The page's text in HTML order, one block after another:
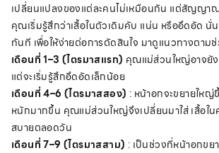
เปลี่ยนแปลงของแต่ละคนไม่เหมือนกัน แต่สัญญ
คุณเริ่มรู้สึกว่าเสื้อในตัวเดิมคับ แน่น หรืออึดอัด นั่
ทันที เพื่อให้ง่ายต่อการตัดสินใจ มาดูแนวทางตาม
เดือนที่ 1–3 (ไตรมาสแรก) คุณแม่ส่วนใหญ่อาจยัง
แต่จะเริ่มรู้สึกอึดอัดเล็กน้อย
เดือนที่ 4–6 (ไตรมาสสอง) : หน้าอกจะขยายใหญ่
หนักมากขึ้น คุณแม่ส่วนใหญ่จึงเปลี่ยนมาใส่ เสื้อใ
สบายตลอดวัน
เดือนที่ 7–9 (ไตรมาสสาม) : เป็นช่วงที่หน้าอกขย